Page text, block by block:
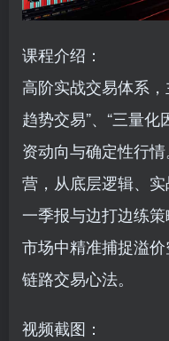
课程介绍：
高阶实战交易体系，
趋势交易”、“三量
资动向与确定性行
营，从底层逻辑、
一季报与边打边练
市场中精准捕捉溢
链路交易心法。
视频截图：